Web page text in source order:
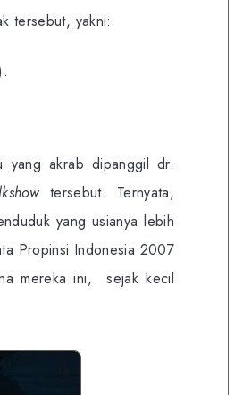
tersebut, yakni:
yang akrab dipanggil dr.
tersebut. Ternyata,
yang usianya lebih
Propinsi Indonesia 2007
mereka ini, sejak kecil